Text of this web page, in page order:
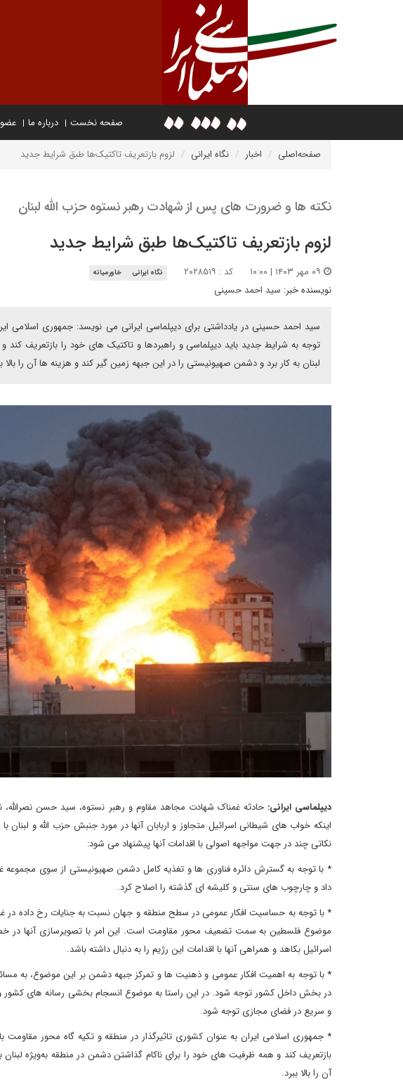
صفحه نخست درباره ما
صفحه‌اصلی اخبار نگاه ایرانی لزوم بازتعریف تاکتیک‌ها طبق شرایط جدید
نکته ها و ضرورت های پس از شهادت رهبر نستوه حزب الله لبنان
لزوم بازتعریف تاکتیک‌ها طبق شرایط جدید
کد : ۲۰۲۸۵۱۹ نگاه ایرانی خاورمیانه
نویسنده خبر: سید احمد حسینی
سید احمد حسینی در یادداشتی برای دیپلماسی ایرانی می نویسد: جمهوری اسلامی
توجه به شرایط جدید باید دیپلماسی و راهبردها و تاکتیک های خود را بازتعریف
لبنان به کار برد و دشمن صهیونیستی را در این جبهه زمین گیر کند و هزینه ها آن را بالا
دیپلماسی ایرانی: حادثه غمناک شهادت مجاهد مقاوم و رهبر نستوه، سید حسن
اینکه خواب های شیطانی اسرائیل متجاوز و اربابان آنها در مورد جنبش حزب الله و
نکاتی چند در جهت مواجهه اصولی با اقدامات آنها پیشنهاد می شود:
* با توجه به گسترش دائره فناوری ها و تغذیه کامل دشمن صهیونیستی از سوی مجموعه
داد و چارچوب های سنتی و کلیشه ای گذشته را اصلاح کرد.
* با توجه به حساسیت افکار عمومی در سطح منطقه و جهان نسبت به جنایات رخ داده در
موضوع فلسطین به سمت تضعیف محور مقاومت است. این امر با تصویرسازی آنها در
اسرائیل بکاهد و همراهی آنها با اقدامات این رژیم را به دنبال داشته باشد.
* با توجه به اهمیت افکار عمومی و ذهنیت ها و تمرکز جبهه دشمن بر این موضوع، به
در بخش داخل کشور توجه شود. در این راستا به موضوع انسجام بخشی رسانه های کشور
و سریع در فضای مجازی توجه شود.
* جمهوری اسلامی ایران به عنوان کشوری تاثیرگذار در منطقه و تکیه گاه محور مقاومت
بازتعریف کند و همه ظرفیت های خود را برای ناکام گذاشتن دشمن در منطقه به‌ویژه
آن را بالا ببرد.